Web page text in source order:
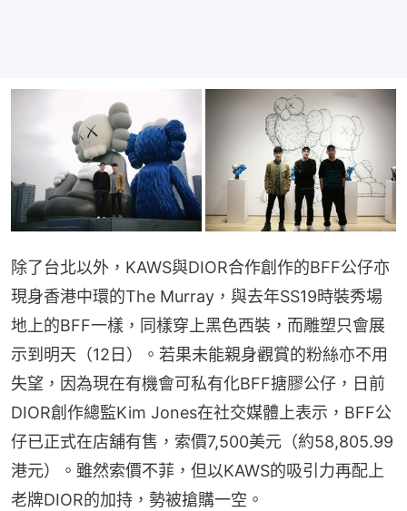
除了台北以外，KAWS與DIOR合作創作的BFF公仔亦
現身香港中環的The Murray，與去年SS19時裝秀場
地上的BFF一樣，同樣穿上黑色西裝，而雕塑只會展
示到明天（12日）。若果未能親身觀賞的粉絲亦不用
失望，因為現在有機會可私有化BFF搪膠公仔，日前
DIOR創作總監Kim Jones在社交媒體上表示，BFF公
仔已正式在店舖有售，索價7,500美元（約58,805.99
港元）。雖然索價不菲，但以KAWS的吸引力再配上
老牌DIOR的加持，勢被搶購一空。